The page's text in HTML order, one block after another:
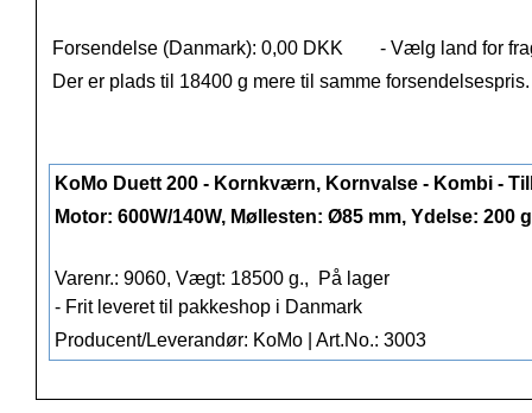
Forsendelse (Danmark): 0,00 DKK
- Vælg land for
Der er plads til 18400 g mere til samme
KoMo Duett 200 - Kornkværn, Kornvalse - Kombi -
Motor: 600W/140W, Møllesten: Ø85 mm, Ydelse: 200
Varenr.: 9060, Vægt: 18500 g.,
På lager
- Frit leveret til pakkeshop i Danmark
Producent/Leverandør: KoMo | Art.No.: 3003